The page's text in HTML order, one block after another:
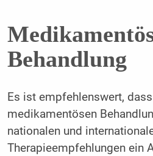
Behandlung
Es ist empfehlenswert,
medikamentösen
nationalen und
Therapieempfehlungen ein